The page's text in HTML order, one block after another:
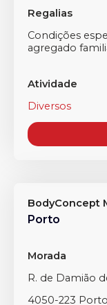
Regalias
Condições
agregado
Atividade
Diversos
BodyConcept
Porto
Morada
R. de Damião
4050-223 Porto